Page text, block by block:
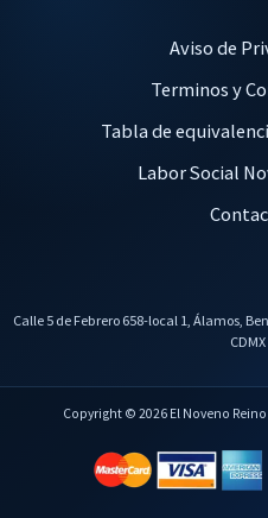
Aviso de
Terminos y
Tabla de
Labor Social
Calle 5 de Febrero 658-local 1, Álamos,
CDMX
Copyright © 2026 El Noveno Reino